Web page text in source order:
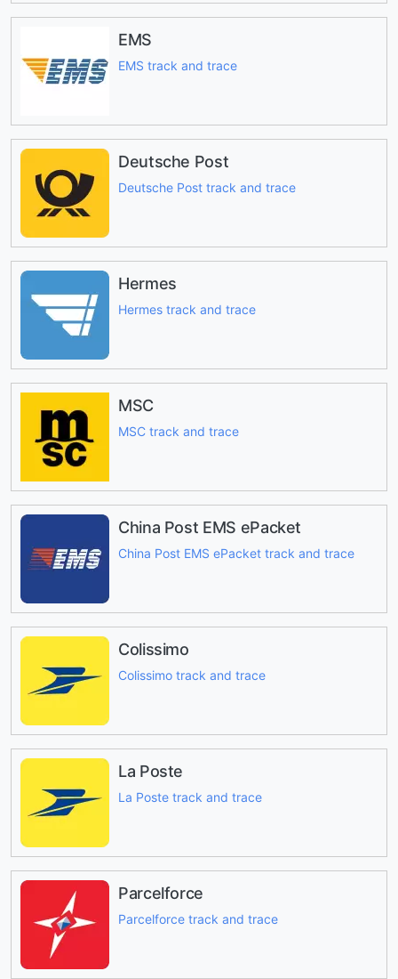
EMS
EMS track and trace
Deutsche Post
Deutsche Post track and trace
Hermes
Hermes track and trace
MSC
MSC track and trace
China Post EMS ePacket
China Post EMS ePacket track and trace
Colissimo
Colissimo track and trace
La Poste
La Poste track and trace
Parcelforce
Parcelforce track and trace